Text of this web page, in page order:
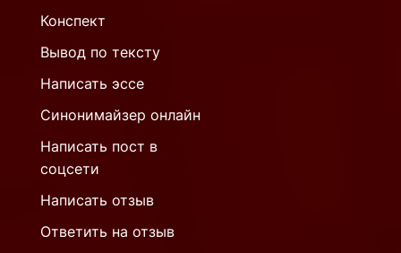
Конспект
Вывод по тексту
Написать эссе
Синонимайзер онлайн
Написать пост в
соцсети
Написать отзыв
Ответить на отзыв